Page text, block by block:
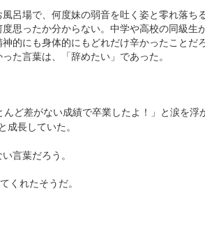
呂場で、何度妹の弱音を吐く姿と零れ落ち
思ったか分からない。中学や高校の同級生
的にも身体的にもどれだけ辛かったことだ
た言葉は、「辞めたい」であった。
ど差がない成績で卒業したよ！」と涙を浮
成長していた。
言葉だろう。
くれたそうだ。